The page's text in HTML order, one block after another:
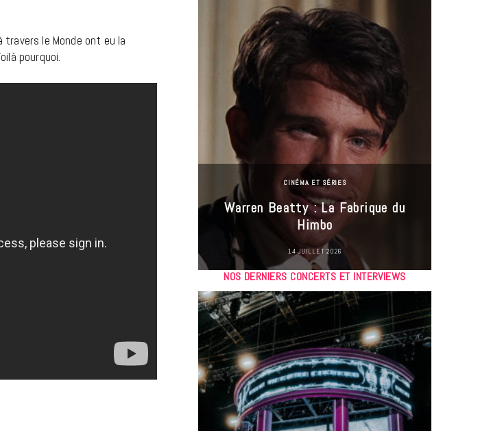
le Monde ont eu la
pourquoi.
9 JUIN 2026
CINÉMA ET SÉRIES
Warren Beatty : La Fabrique du
Himbo
14 JUILLET 2026
NOS DERNIERS CONCERTS ET INTERVIEWS